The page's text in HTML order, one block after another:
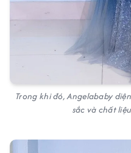
Trong khi đó, Angelababy
sắc và chất